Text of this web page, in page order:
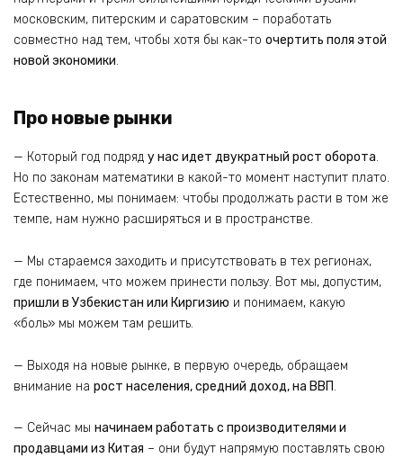
московским, питерским и саратовским – поработать
совместно над тем, чтобы хотя бы как-то очертить поля этой
новой экономики.
Про новые рынки
— Который год подряд у нас идет двукратный рост оборота.
Но по законам математики в какой-то момент наступит плато.
Естественно, мы понимаем: чтобы продолжать расти в том же
темпе, нам нужно расширяться и в пространстве.
— Мы стараемся заходить и присутствовать в тех регионах,
где понимаем, что можем принести пользу. Вот мы, допустим,
пришли в Узбекистан или Киргизию и понимаем, какую
«боль» мы можем там решить.
— Выходя на новые рынке, в первую очередь, обращаем
внимание на рост населения, средний доход, на ВВП.
— Сейчас мы начинаем работать с производителями и
продавцами из Китая – они будут напрямую поставлять свою